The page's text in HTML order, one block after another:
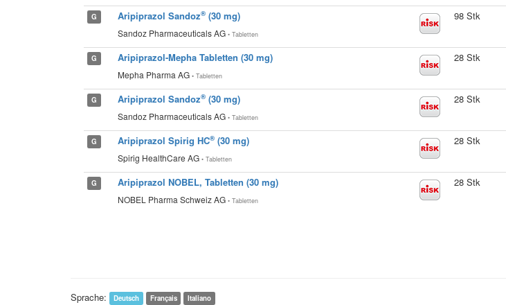
G Aripiprazol Sandoz® (30 mg)
Sandoz Pharmaceuticals AG • Tabletten
98 Stk
G Aripiprazol-Mepha Tabletten (30 mg)
Mepha Pharma AG • Tabletten
28 Stk
G Aripiprazol Sandoz® (30 mg)
Sandoz Pharmaceuticals AG • Tabletten
28 Stk
G Aripiprazol Spirig HC® (30 mg)
Spirig HealthCare AG • Tabletten
28 Stk
G Aripiprazol NOBEL, Tabletten (30 mg)
NOBEL Pharma Schweiz AG • Tabletten
28 Stk
Sprache: Deutsch Français Italiano